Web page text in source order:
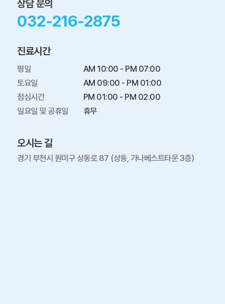
상담 문의
032-216-2875
진료시간
평일
토요일
점심시간
일요일 및 공휴일
AM 10:00 - PM 07:00
AM 09:00 - PM 01:00
PM 01:00 - PM 02:00
휴무
오시는 길
경기 부천시 원미구 상동로 87 (상동, 가나베스트타운 3층)